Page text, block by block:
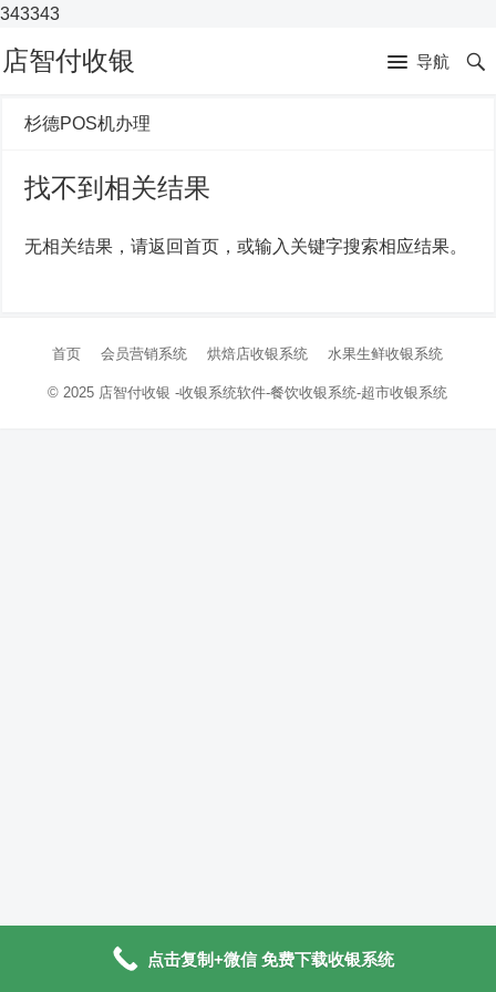
343343
店智付收银 导航
杉德POS机办理
找不到相关结果
无相关结果，请返回首页，或输入关键字搜索相应结果。
首页 会员营销系统 烘焙店收银系统 水果生鲜收银系统
© 2025 店智付收银 -收银系统软件-餐饮收银系统-超市收银系统
点击复制+微信 免费下载收银系统